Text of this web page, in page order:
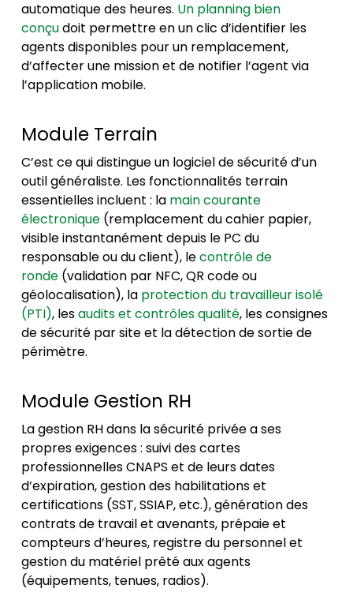
automatique des heures. Un planning bien
conçudoit permettre en un clic d’identifier les
agents disponibles pour un remplacement,
d’affecter une mission et de notifier l’agent via
l’application mobile.
Module Terrain
C’est ce qui distingue un logiciel de sécurité d’un
outil généraliste. Les fonctionnalités terrain
essentielles incluent : la main courante
électronique(remplacement du cahier papier,
visible instantanément depuis le PC du
responsable ou du client), lecontrôle de
ronde(validation par NFC, QR code ou
géolocalisation), la protection du travailleur isolé
(PTI), lesaudits et contrôles qualité, les consignes
de sécurité par site et la détection de sortie de
périmètre.
Module Gestion RH
La gestion RH dans la sécurité privée a ses
propres exigences : suivi des cartes
professionnelles CNAPS et de leurs dates
d’expiration, gestion des habilitations et
certifications (SST, SSIAP, etc.), génération des
contrats de travail et avenants, prépaie et
compteurs d’heures, registre du personnel et
gestion du matériel prêté aux agents
(équipements, tenues, radios).